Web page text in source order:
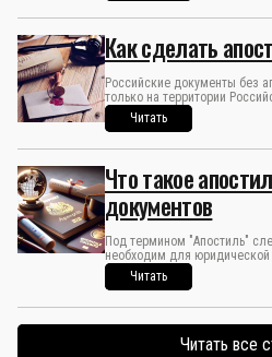
Как сделать
Российские документы без
только на территории
Читать
Что такое
документов
Под термином "Апостиль"
необходим для
Читать
Читать все